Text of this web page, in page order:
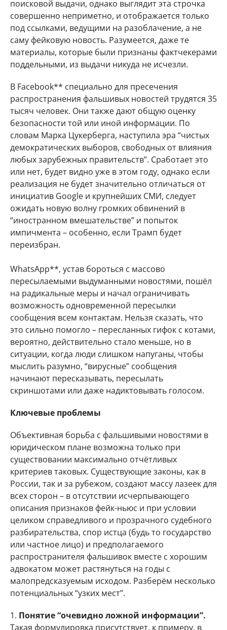
поисковой выдачи, однако выглядит эта строчка
совершенно неприметно, и отображается только
под ссылками, ведущими на разоблачение, а не
саму фейковую новость. Разумеется, даже те
материалы, которые были признаны фактчекерами
поддельными, из выдачи никуда не исчезли.
В Facebook** специально для пресечения
распространения фальшивых новостей трудятся 35
тысяч человек. Они также дают общую оценку
безопасности той или иной информации. По
словам Марка Цукерберга, наступила эра “чистых
демократических выборов, свободных от влияния
любых зарубежных правительств”. Сработает это
или нет, будет видно уже в этом году, однако если
реализация не будет значительно отличаться от
инициатив Google и крупнейших СМИ, следует
ожидать новую волну громких обвинений в
“иностранном вмешательстве” и попыток
импичмента – особенно, если Трамп будет
переизбран.
WhatsApp**, устав бороться с массово
пересылаемыми выдуманными новостями, пошёл
на радикальные меры и начал ограничивать
возможность одновременной пересылки
сообщения всем контактам. Нельзя сказать, что
это сильно помогло – пересланных гифок с котами,
вероятно, действительно стало меньше, но в
ситуации, когда люди слишком напуганы, чтобы
мыслить разумно, “вирусные” сообщения
начинают пересказывать, пересылать
скриншотами или даже надиктовывать голосом.
Ключевые проблемы
Объективная борьба с фальшивыми новостями в
юридическом плане возможна только при
существовании максимально отчётливых
критериев таковых. Существующие законы, как в
России, так и за рубежом, создают массу лазеек для
всех сторон – в отсутствии исчерпывающего
описания признаков фейк-ньюс и при условии
целиком справедливого и прозрачного судебного
разбирательства, спор истца (будь то государство
или частное лицо) и предполагаемого
распространителя фальшивок вместе с хорошим
адвокатом может растянуться на годы с
малопредсказуемым исходом. Разберём несколько
потенциальных “узких мест”.
1. Понятие “очевидно ложной информации”.
Такая формулировка присутствует, к примеру, в